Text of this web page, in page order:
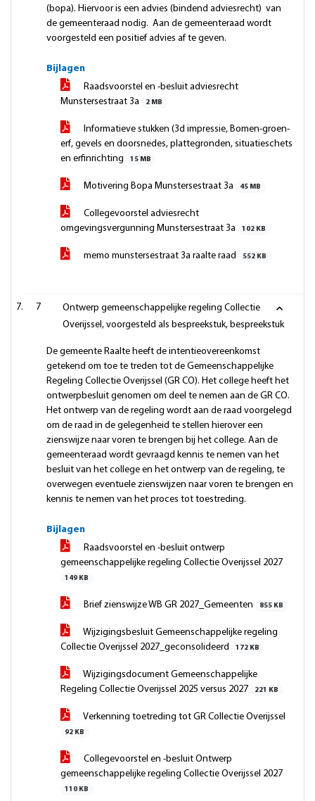
(bopa). Hiervoor is een advies (bindend adviesrecht) van
de gemeenteraad nodig. Aan de gemeenteraad wordt
voorgesteld een positief advies af te geven.
Bijlagen
Raadsvoorstel en -besluit adviesrecht
Munstersestraat 3a
2 MB
Informatieve stukken (3d impressie, Bomen-groen-
erf, gevels en doorsnedes, plattegronden, situatieschets
en erfinrichting
15 MB
Motivering Bopa Munstersestraat 3a 45 MB
Collegevoorstel adviesrecht
omgevingsvergunning Munstersestraat 3a
102 KB
memo munstersestraat 3a raalte raad 552 KB
7
Ontwerp gemeenschappelijke regeling Collectie
Overijssel, voorgesteld als bespreekstuk, bespreekstuk
De gemeente Raalte heeft de intentieovereenkomst
getekend om toe te treden tot de Gemeenschappelijke
Regeling Collectie Overijssel (GR CO). Het college heeft het
ontwerpbesluit genomen om deel te nemen aan de GR CO.
Het ontwerp van de regeling wordt aan de raad voorgelegd
om de raad in de gelegenheid te stellen hierover een
zienswijze naar voren te brengen bij het college. Aan de
gemeenteraad wordt gevraagd kennis te nemen van het
besluit van het college en het ontwerp van de regeling, te
overwegen eventuele zienswijzen naar voren te brengen en
kennis te nemen van het proces tot toestreding.
Bijlagen
Raadsvoorstel en -besluit ontwerp
gemeenschappelijke regeling Collectie Overijssel 2027
149 KB
Brief zienswijze WB GR 2027_Gemeenten 855 KB
Wijzigingsbesluit Gemeenschappelijke regeling
Collectie Overijssel 2027_geconsolideerd
172 KB
Wijzigingsdocument Gemeenschappelijke
Regeling Collectie Overijssel 2025 versus 2027
221 KB
Verkenning toetreding tot GR Collectie Overijssel
92 KB
Collegevoorstel en -besluit Ontwerp
gemeenschappelijke regeling Collectie Overijssel 2027
110 KB